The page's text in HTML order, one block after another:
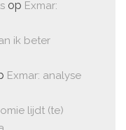
op Exmar:
ik beter
Exmar: analyse
lijdt (te)